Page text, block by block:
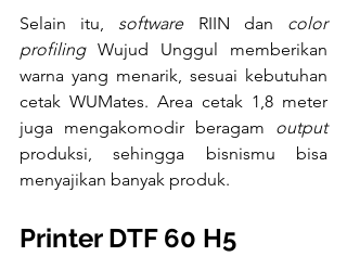
Selain itu, software RIIN dan color
profiling Wujud Unggul memberikan
warna yang menarik, sesuai kebutuhan
cetak WUMates. Area cetak 1,8 meter
juga mengakomodir beragam
output
produksi, sehingga bisnismu bisa
menyajikan banyak produk.
Printer DTF 60 H5